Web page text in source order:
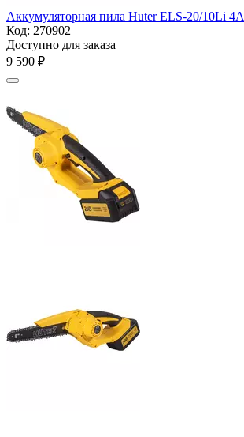
Аккумуляторная пила Huter ELS-20/10Li 4A
Код: 270902
Доступно для заказа
9 590 ₽